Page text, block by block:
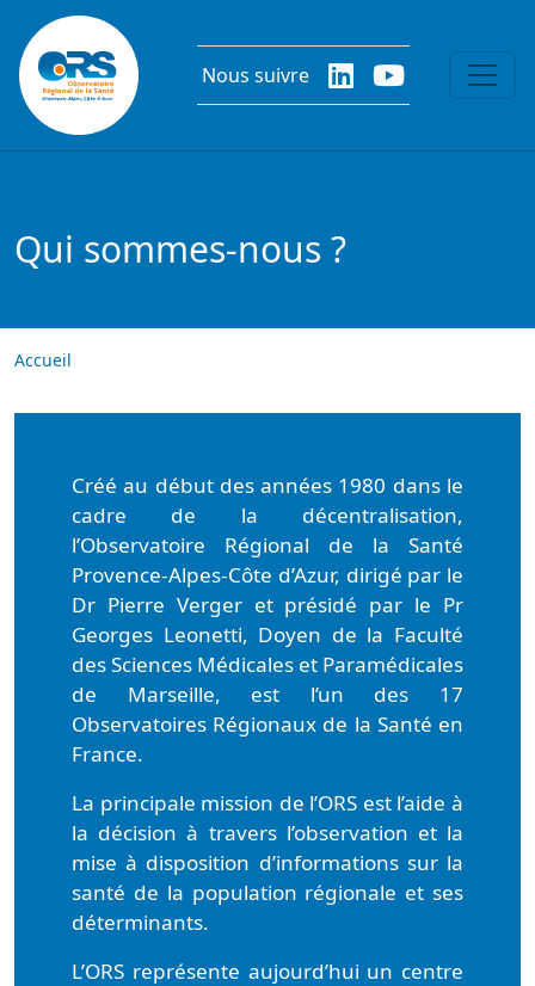
Aller au contenu principal
Nous suivre
Qui sommes-nous ?
Accueil
Créé au début des années 1980 dans le
cadre de la décentralisation,
l’Observatoire Régional de la Santé
Provence-Alpes-Côte d’Azur, dirigé par le
Dr Pierre Verger et présidé par le Pr
Georges Leonetti, Doyen de la Faculté
des Sciences Médicales et Paramédicales
de Marseille, est l’un des 17
Observatoires Régionaux de la Santé en
France.
La principale mission de l’ORS est l’aide à
la décision à travers l’observation et la
mise à disposition d’informations sur la
santé de la population régionale et ses
déterminants.
L’ORS représente aujourd’hui un centre